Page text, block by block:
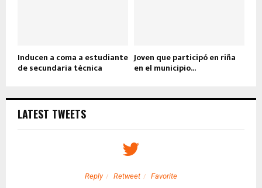
Inducen a coma a estudiante
de secundaria técnica
Joven que participó en riña
en el municipio...
LATEST TWEETS
Reply Retweet Favorite